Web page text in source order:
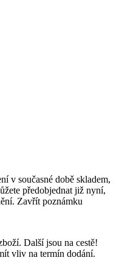
v současné době skladem,
předobjednat již nyní,
Zavřít poznámku
Další jsou na cestě!
vliv na termín dodání.